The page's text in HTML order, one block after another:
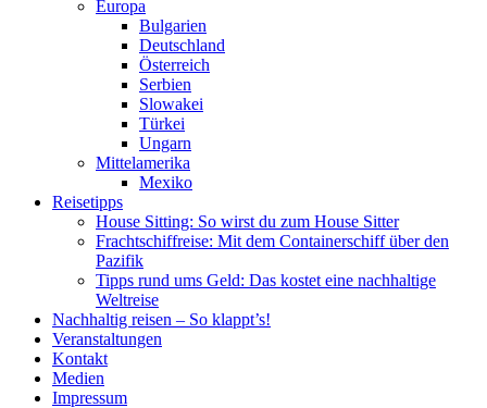
Europa
Bulgarien
Deutschland
Österreich
Serbien
Slowakei
Türkei
Ungarn
Mittelamerika
Mexiko
Reisetipps
House Sitting: So wirst du zum House Sitter
Frachtschiffreise: Mit dem Containerschiff über den
Pazifik
Tipps rund ums Geld: Das kostet eine nachhaltige
Weltreise
Nachhaltig reisen – So klappt’s!
Veranstaltungen
Kontakt
Medien
Impressum